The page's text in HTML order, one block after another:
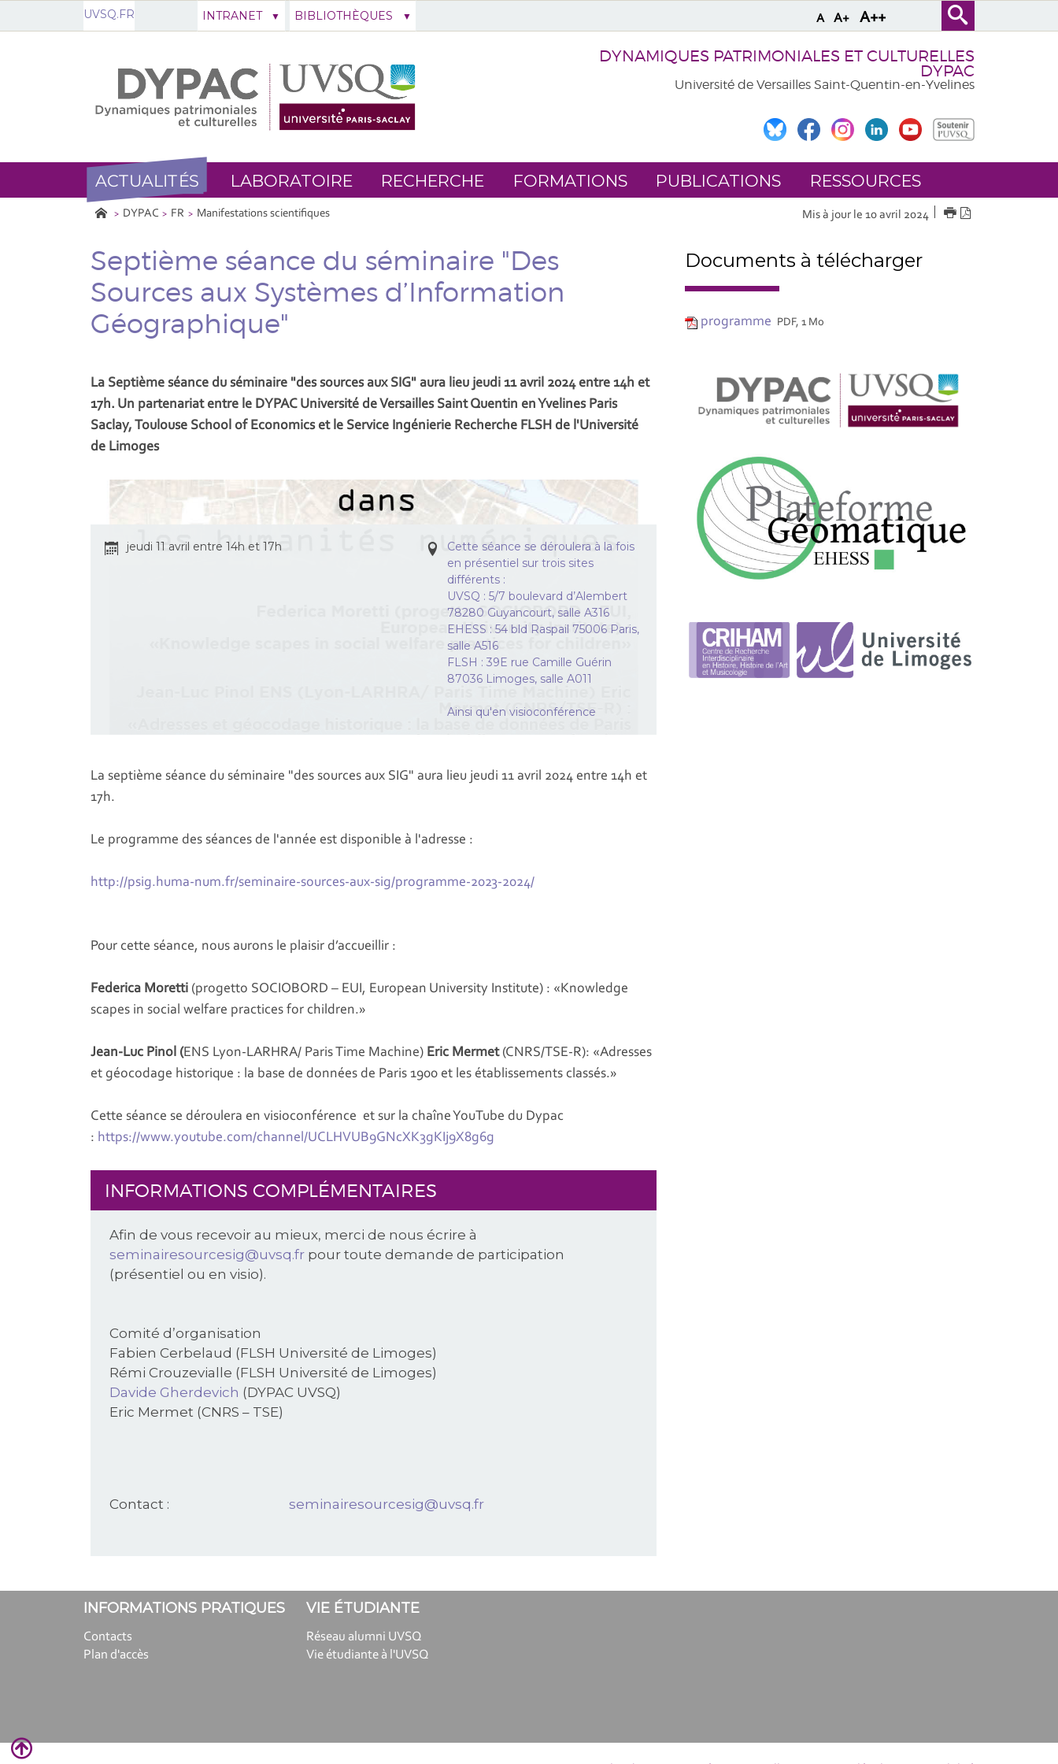
A A+ A++
UVSQ.FR
DYNAMIQUES PATRIMONIALES ET CULTURELLES
DYPAC
Université de Versailles Saint-Quentin-en-Yvelines
ACTUALITÉS LABORATOIRE RECHERCHE FORMATIONS PUBLICATIONS RESSOURCES
DYPAC FR Manifestations scientifiques Mis à jour le 10 avril 2024 IMPRIMER
Septième séance du séminaire "Des
Sources aux Systèmes d’Information
Géographique"
La Septième séance du séminaire "des sources aux SIG" aura lieu jeudi 11 avril 2024 entre 14h et
17h. Un partenariat entre le DYPAC Université de Versailles Saint Quentin en Yvelines Paris
Saclay, Toulouse School of Economics et le Service Ingénierie Recherche FLSH de l'Université
de Limoges
jeudi 11 avril entre 14h et 17h
Cette séance se déroulera à la fois
en présentiel sur trois sites
différents :
UVSQ : 5/7 boulevard d’Alembert
78280 Guyancourt, salle A316
EHESS : 54 bld Raspail 75006 Paris,
salle A516
FLSH : 39E rue Camille Guérin
87036 Limoges, salle A011
Ainsi qu'en visioconférence
La septième séance du séminaire "des sources aux SIG" aura lieu jeudi 11 avril 2024 entre 14h et
17h.
Le programme des séances de l'année est disponible à l'adresse :
http://psig.huma-num.fr/seminaire-sources-aux-sig/programme-2023-2024/
Pour cette séance, nous aurons le plaisir d’accueillir :
Federica Moretti (progetto SOCIOBORD – EUI, European University Institute) : «Knowledge
scapes in social welfare practices for children.»
Jean-Luc Pinol (ENS Lyon-LARHRA/ Paris Time Machine) Eric Mermet(CNRS/TSE-R): «Adresses
et géocodage historique : la base de données de Paris 1900 et les établissements classés.»
Cette séance se déroulera en visioconférence et sur la chaîne YouTube du Dypac
: https://www.youtube.com/channel/UCLHVUB9GNcXK3gKIj9X8g6g
INFORMATIONS COMPLÉMENTAIRES
Afin de vous recevoir au mieux, merci de nous écrire à
seminairesourcesig@uvsq.frpour toute demande de participation
(présentiel ou en visio).
Comité d’organisation
Fabien Cerbelaud (FLSH Université de Limoges)
Rémi Crouzevialle (FLSH Université de Limoges)
Davide Gherdevich (DYPAC UVSQ)
Eric Mermet (CNRS – TSE)
Contact : seminairesourcesig@uvsq.fr
Documents à télécharger
programme PDF, 1 Mo
INTRANET BIBLIOTHÈQUES
INFORMATIONS PRATIQUES
Contacts
Plan d'accès
VIE ÉTUDIANTE
Réseau alumni UVSQ
Vie étudiante à l'UVSQ